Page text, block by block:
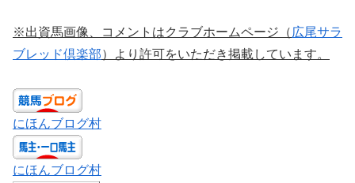
※出資馬画像、コメントはクラブホームページ（ 広尾サラ
ブレッド倶楽部）より許可をいただき掲載しています。
にほんブログ村
にほんブログ村